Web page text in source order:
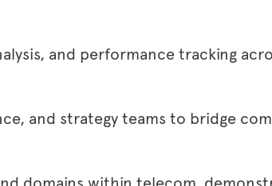
and performance tracking
and strategy teams to bridge